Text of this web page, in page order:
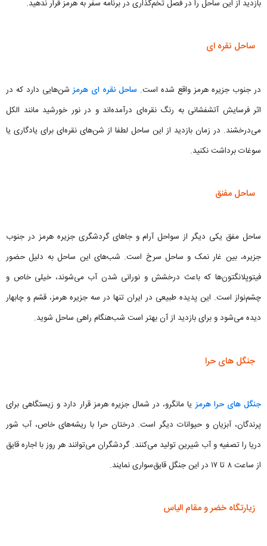
بازدید از این ساحل را در فصل تخم‌گذاری در برنامه سفر به هرمز قرار ندهید.
ساحل نقره ای
در جنوب جزیره هرمز واقع شده است. ساحل نقره ای هرمزشن‌هایی دارد که در
اثر فرسایش آتشفشانی به رنگ نقره‌ای درآمده‌اند و در نور خورشید مانند الکل
می‌درخشند. در زمان بازدید از این ساحل لطفا از شن‌های نقره‌ای برای یادگاری یا
سوغات برداشت نکنید.
ساحل مفنق
ساحل مفق یکی دیگر از سواحل آرام و جاهای گردشگری جزیره هرمز در جنوب
جزیره، بین غار نمک و ساحل سرخ است. شب‌های این ساحل به دلیل حضور
فیتوپلانگتون‌ها که باعث درخشش و نورانی شدن آب می‌شوند، خیلی خاص و
چشم‌نواز است. این پدیده طبیعی در ایران تنها در سه جزیره هرمز، قشم و چابهار
دیده می‌شود و برای بازدید از آن بهتر است شب‌هنگام راهی ساحل شوید.
جنگل های حرا
جنگل های حرا هرمزیا مانگرو، در شمال جزیره هرمز قرار دارد و زیستگاهی برای
پرندگان، آبزیان و حیوانات دیگر است. درختان حرا با ریشه‌های خاص، آب شور
دریا را تصفیه و آب شیرین تولید می‌کنند. گردشگران می‌توانند هر روز با اجاره قایق
از ساعت ۸ تا ۱۷ در این جنگل قایق‌سواری نمایند.
زیارتگاه خضر و مقام الیاس